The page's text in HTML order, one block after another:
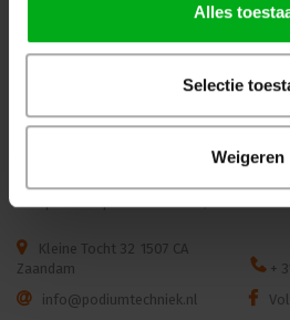
Alles
Selectie
Weigeren
| transparant | 2,5 of 3m |
Login voor prijzen
Kleine Tocht 32 1507 CA
Zaandam
+
info@podiumtechniek.nl